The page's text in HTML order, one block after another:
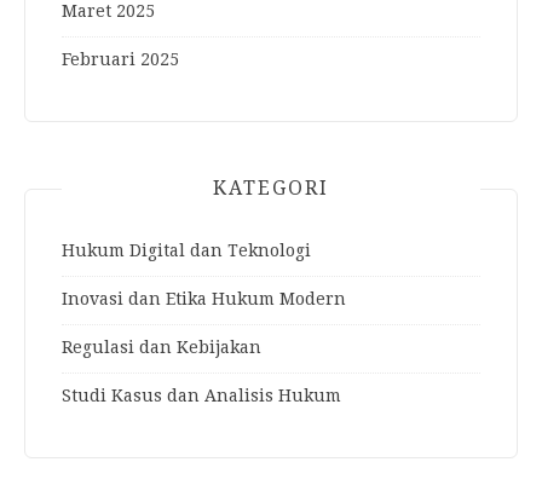
Maret 2025
Februari 2025
KATEGORI
Hukum Digital dan Teknologi
Inovasi dan Etika Hukum Modern
Regulasi dan Kebijakan
Studi Kasus dan Analisis Hukum